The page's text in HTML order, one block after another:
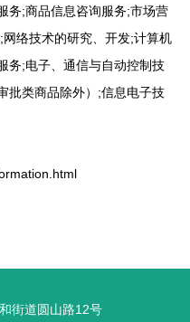
务;商品信息咨询服务;市场营
络技术的研究、开发;计算机
务;电子、通信与自动控制技
批类商品除外）;信息电子技
街道圆山路12号